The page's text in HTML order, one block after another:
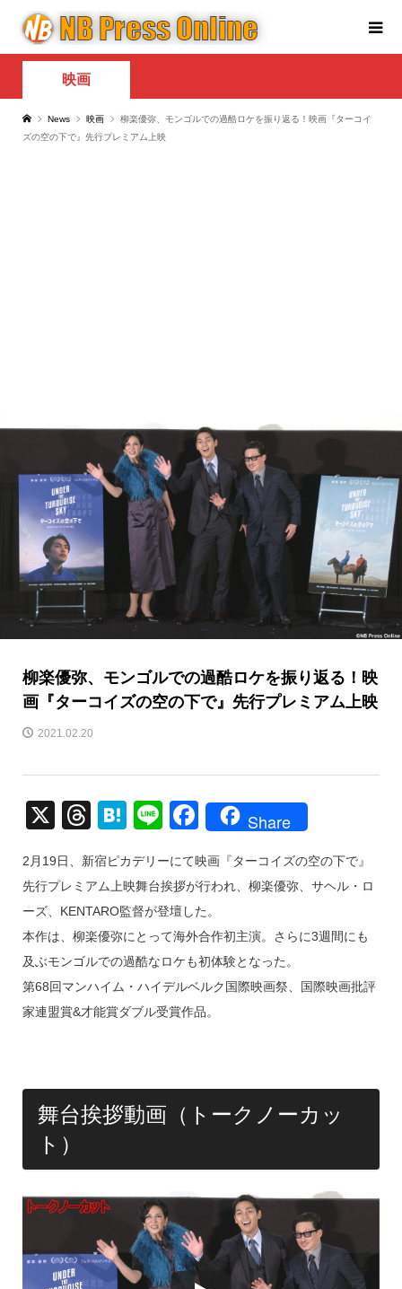
映画
News 映画
柳楽優弥、モンゴルでの過酷ロケを振り返る！映画『ターコイ
ズの空の下で』先行プレミアム上映
柳楽優弥、モンゴルでの過酷ロケを振り返る！映
画『ターコイズの空の下で』先行プレミアム上映
2021.02.20
X
T
e
a
d
s
H
e
n
a
Li
e
F
c
e
b
o
o
k
Share
2月19日、新宿ピカデリーにて映画『ターコイズの空の下で』
先行プレミアム上映舞台挨拶が行われ、柳楽優弥、サヘル・ロ
ーズ、KENTARO監督が登壇した。
本作は、柳楽優弥にとって海外合作初主演。さらに3週間にも
及ぶモンゴルでの過酷なロケも初体験となった。
第68回マンハイム・ハイデルベルク国際映画祭、国際映画批評
家連盟賞&才能賞ダブル受賞作品。
舞台挨拶動画（トークノーカッ
ト）